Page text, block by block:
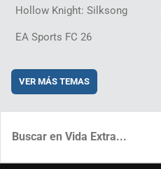
Hollow Knight: Silksong
EA Sports FC 26
VER MÁS TEMAS